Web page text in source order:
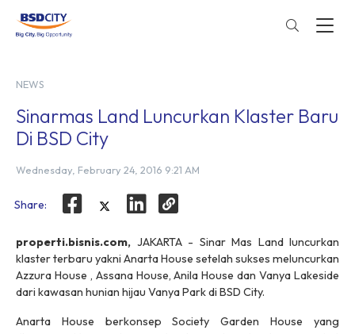
NEWS
Sinarmas Land Luncurkan Klaster Baru
Di BSD City
Wednesday, February 24, 2016 9:21 AM
Share:
properti.bisnis.com, JAKARTA - Sinar Mas Land luncurkan
klaster terbaru yakni Anarta House setelah sukses meluncurkan
Azzura House , Assana House, Anila House dan Vanya Lakeside
dari kawasan hunian hijau Vanya Park di BSD City.
Anarta House berkonsep Society Garden House yang